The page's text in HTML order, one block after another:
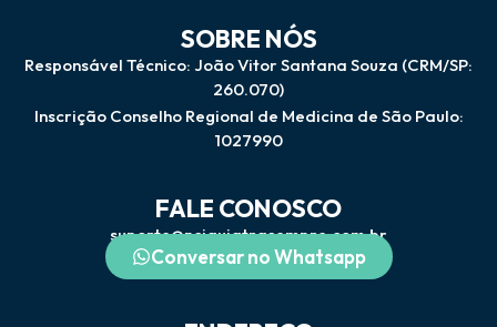
SOBRE NÓS
Responsável Técnico: João Vitor Santana Souza (CRM/SP:
260.070)
Inscrição Conselho Regional de Medicina de São Paulo:
1027990
FALE CONOSCO
suporte@psiquiatrasempre.com.br
Conversar no Whatsapp